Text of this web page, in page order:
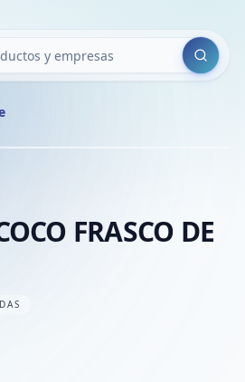
Buscar
FRASCO DE